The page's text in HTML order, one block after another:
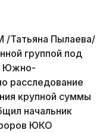
Татьяна Пылаева/
группой под
Южно-
расследование
крупной суммы
начальник
ЮКО